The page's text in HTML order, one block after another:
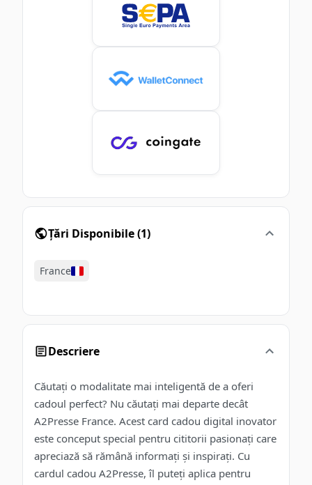
Țări Disponibile(1)
France
Descriere
Căutați o modalitate mai inteligentă de a oferi
cadoul perfect? Nu căutați mai departe decât
A2Presse France. Acest card cadou digital inovator
este conceput special pentru cititorii pasionați care
apreciază să rămână informați și inspirați. Cu
cardul cadou A2Presse, îl puteți aplica pentru